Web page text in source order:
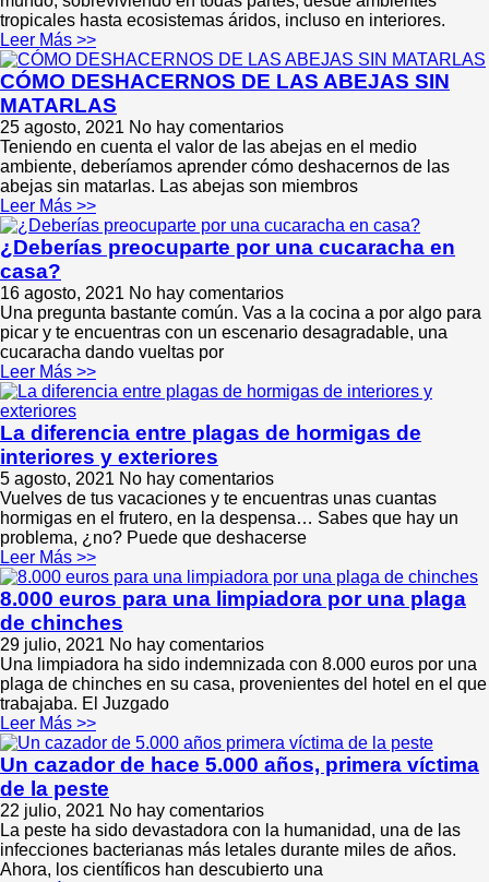
tropicales hasta ecosistemas áridos, incluso en interiores.
Leer Más >>
CÓMO DESHACERNOS DE LAS ABEJAS SIN
MATARLAS
25 agosto, 2021 No hay comentarios
Teniendo en cuenta el valor de las abejas en el medio
ambiente, deberíamos aprender cómo deshacernos de las
abejas sin matarlas. Las abejas son miembros
Leer Más >>
¿Deberías preocuparte por una cucaracha en
casa?
16 agosto, 2021 No hay comentarios
Una pregunta bastante común. Vas a la cocina a por algo para
picar y te encuentras con un escenario desagradable, una
cucaracha dando vueltas por
Leer Más >>
La diferencia entre plagas de hormigas de
interiores y exteriores
5 agosto, 2021 No hay comentarios
Vuelves de tus vacaciones y te encuentras unas cuantas
hormigas en el frutero, en la despensa… Sabes que hay un
problema, ¿no? Puede que deshacerse
Leer Más >>
8.000 euros para una limpiadora por una plaga
de chinches
29 julio, 2021 No hay comentarios
Una limpiadora ha sido indemnizada con 8.000 euros por una
plaga de chinches en su casa, provenientes del hotel en el que
trabajaba. El Juzgado
Leer Más >>
Un cazador de hace 5.000 años, primera víctima
de la peste
22 julio, 2021 No hay comentarios
La peste ha sido devastadora con la humanidad, una de las
infecciones bacterianas más letales durante miles de años.
Ahora, los científicos han descubierto una